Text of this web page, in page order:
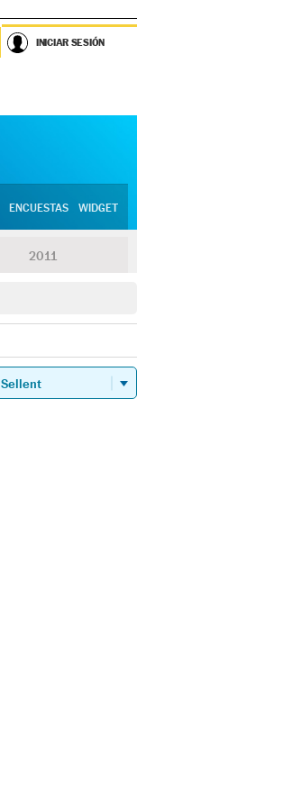
INICIAR SESIÓN
ENCUESTAS WIDGET
2011